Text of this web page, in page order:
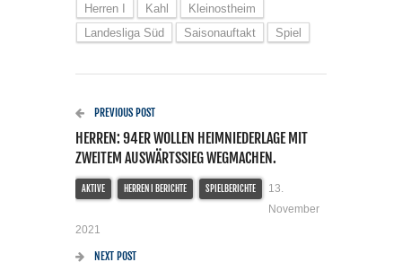
Herren I
Kahl
Kleinostheim
Landesliga Süd
Saisonauftakt Spiel
PREVIOUS POST
HERREN: 94ER WOLLEN HEIMNIEDERLAGE MIT
ZWEITEM AUSWÄRTSSIEG WEGMACHEN.
AKTIVE HERREN I BERICHTE SPIELBERICHTE
13.
November
2021
NEXT POST